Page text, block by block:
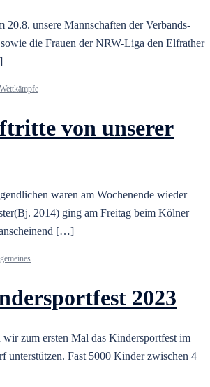
20.8. unsere Mannschaften der Verbands-
die Frauen der NRW-Liga den Elfrather
Wettkämpfe
von unserer
waren am Wochenende wieder
2014) ging am Freitag beim Kölner
[…]
2023
wir zum ersten Mal das Kindersportfest im
unterstützen. Fast 5000 Kinder zwischen 4